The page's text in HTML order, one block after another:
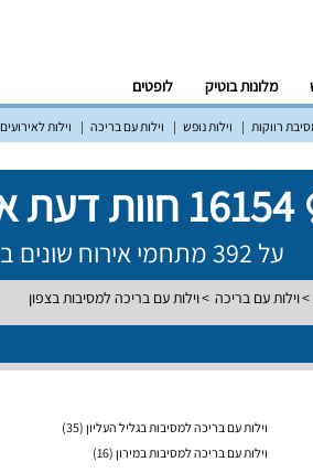
מלונות בוטיק לופטים
רווקות וילות נופש וילות עם בריכה וילות לאירועים
16154 חוות דעת אמיתיות!
על 392 מתחמי אירוח שונים ברחבי הארץ
וילות עם בריכה וילות עם בריכה למסיבות בצפון
וילות עם בריכה למסיבות בגליל העליון (35)
וילות עם בריכה למסיבות במירון (16)